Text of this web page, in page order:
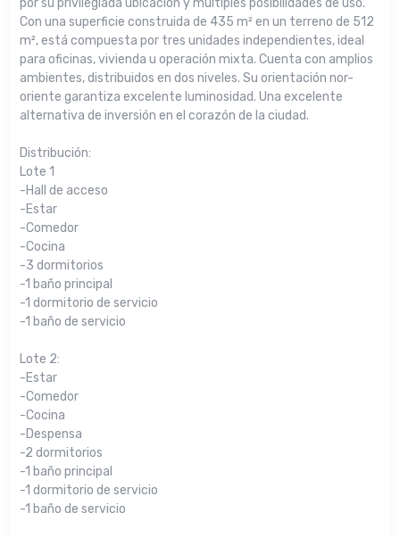
por su privilegiada ubicación y múltiples posibilidades de uso.
Con una superficie construida de 435 m² en un terreno de 512
m², está compuesta por tres unidades independientes, ideal
para oficinas, vivienda u operación mixta. Cuenta con amplios
ambientes, distribuidos en dos niveles. Su orientación nor-
oriente garantiza excelente luminosidad. Una excelente
alternativa de inversión en el corazón de la ciudad.
Distribución:
Lote 1
-Hall de acceso
-Estar
-Comedor
-Cocina
-3 dormitorios
-1 baño principal
-1 dormitorio de servicio
-1 baño de servicio
Lote 2:
-Estar
-Comedor
-Cocina
-Despensa
-2 dormitorios
-1 baño principal
-1 dormitorio de servicio
-1 baño de servicio